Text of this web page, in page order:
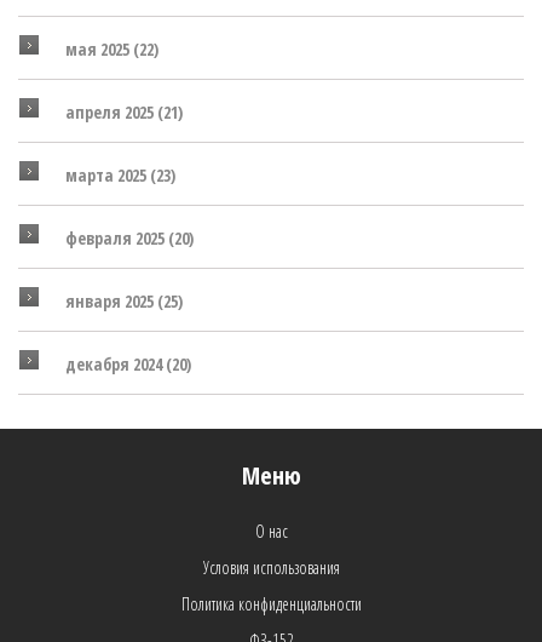
мая 2025 (22)
апреля 2025 (21)
марта 2025 (23)
февраля 2025 (20)
января 2025 (25)
декабря 2024(20)
Меню
О нас
Условия использования
Политика конфиденциальности